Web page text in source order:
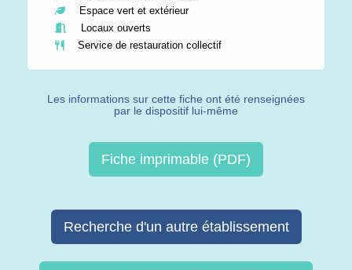
Espace vert et extérieur
Locaux ouverts
Service de restauration collectif
Les informations sur cette fiche ont été renseignées
par le dispositif lui-même
Fiche imprimable (PDF)
Recherche d'un autre établissement